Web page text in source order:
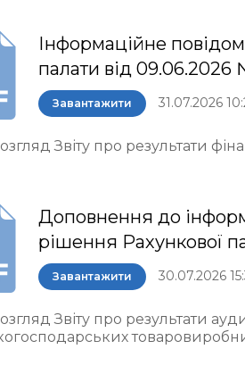
Інформаційне
палати від 09.06.2026
Завантажити 31.07.2026
Звіту про результати
Доповнення до
рішення Рахункової
Завантажити 30.07.2026
Звіту про результати